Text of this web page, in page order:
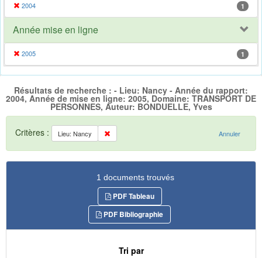
2004 1
Année mise en ligne
2005 1
Résultats de recherche : - Lieu: Nancy - Année du rapport:
2004, Année de mise en ligne: 2005, Domaine: TRANSPORT DE
PERSONNES, Auteur: BONDUELLE, Yves
Critères : Lieu: Nancy Annuler
1 documents trouvés
PDF Tableau
PDF Bibliographie
Tri par